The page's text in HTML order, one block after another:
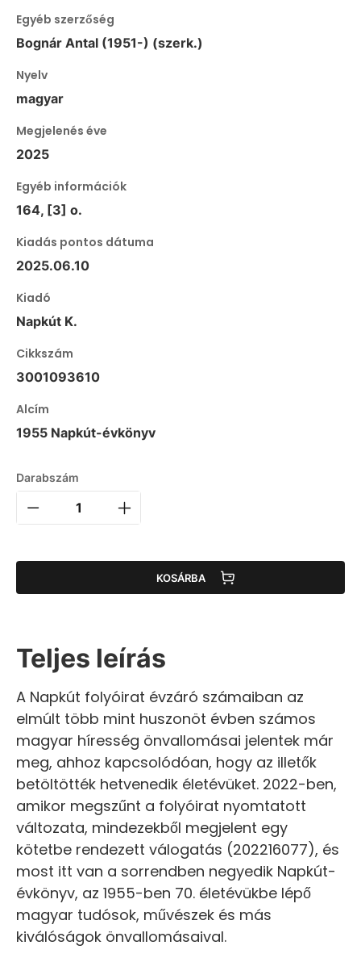
Egyéb szerzőség
Bognár Antal (1951-) (szerk.)
Nyelv
magyar
Megjelenés éve
2025
Egyéb információk
164, [3] o.
Kiadás pontos dátuma
2025.06.10
Kiadó
Napkút K.
Cikkszám
3001093610
Alcím
1955 Napkút-évkönyv
Darabszám
KOSÁRBA
Teljes leírás
A Napkút folyóirat évzáró számaiban az
elmúlt több mint huszonöt évben számos
magyar híresség önvallomásai jelentek már
meg, ahhoz kapcsolódóan, hogy az illetők
betöltötték hetvenedik életévüket. 2022-ben,
amikor megszűnt a folyóirat nyomtatott
változata, mindezekből megjelent egy
kötetbe rendezett válogatás (202216077), és
most itt van a sorrendben negyedik Napkút-
évkönyv, az 1955-ben 70. életévükbe lépő
magyar tudósok, művészek és más
kiválóságok önvallomásaival.